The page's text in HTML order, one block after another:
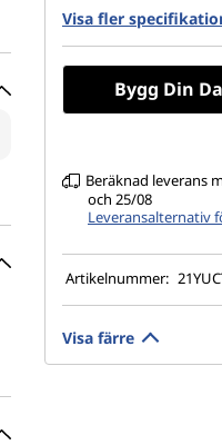
256 GB SSD M.2
Gen4 TLC Opal
14" WUXGA (1 920
antireflex, ingen
% NTSC, 400 cd/
Visa fler
Bygg Din
Beräknad leverans
och 25/08
Leveransalternativ
Artikelnummer:
Visa färre